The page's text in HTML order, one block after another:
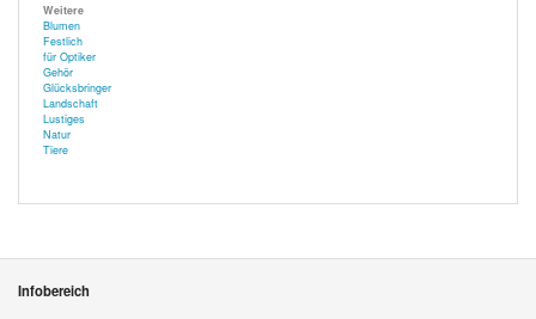
Weitere
Blumen
Festlich
für Optiker
Gehör
Glücksbringer
Landschaft
Lustiges
Natur
Tiere
Infobereich